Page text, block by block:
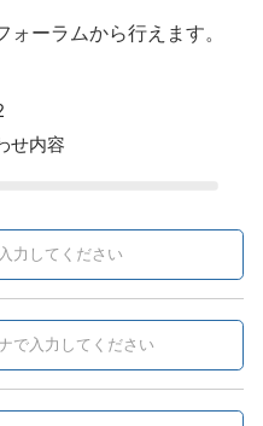
ーラムから行えます。
せ内容